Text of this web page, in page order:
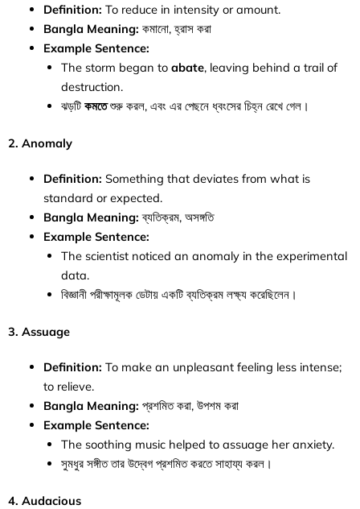
Definition: To reduce in intensity or amount.
Bangla Meaning: কমানো, হ্রাস করা
Example Sentence:
The storm began to abate, leaving behind a trail of
destruction.
ঝড়টি কমতেশুরু করল, এবং এর পেছনে ধ্বংসের চিহ্ন রেখে গেল।
2. Anomaly
Definition: Something that deviates from what is
standard or expected.
Bangla Meaning: ব্যতিক্রম, অসঙ্গতি
Example Sentence:
The scientist noticed an anomaly in the experimental
data.
বিজ্ঞানী পরীক্ষামূলক ডেটায় একটি ব্যতিক্রম লক্ষ্য করেছিলেন।
3. Assuage
Definition: To make an unpleasant feeling less intense;
to relieve.
Bangla Meaning: প্রশমিত করা, উপশম করা
Example Sentence:
The soothing music helped to assuage her anxiety.
সুমধুর সঙ্গীত তার উদ্বেগ প্রশমিত করতে সাহায্য করল।
4. Audacious